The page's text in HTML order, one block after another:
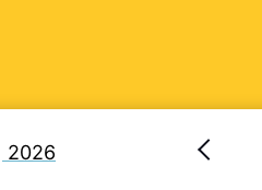
2026